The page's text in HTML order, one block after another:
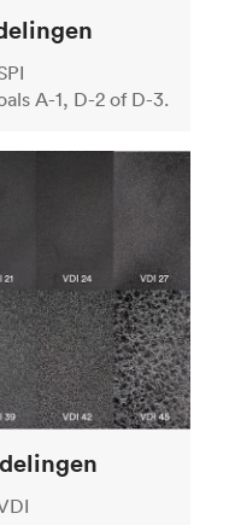
A-1, D-2 of D-3.